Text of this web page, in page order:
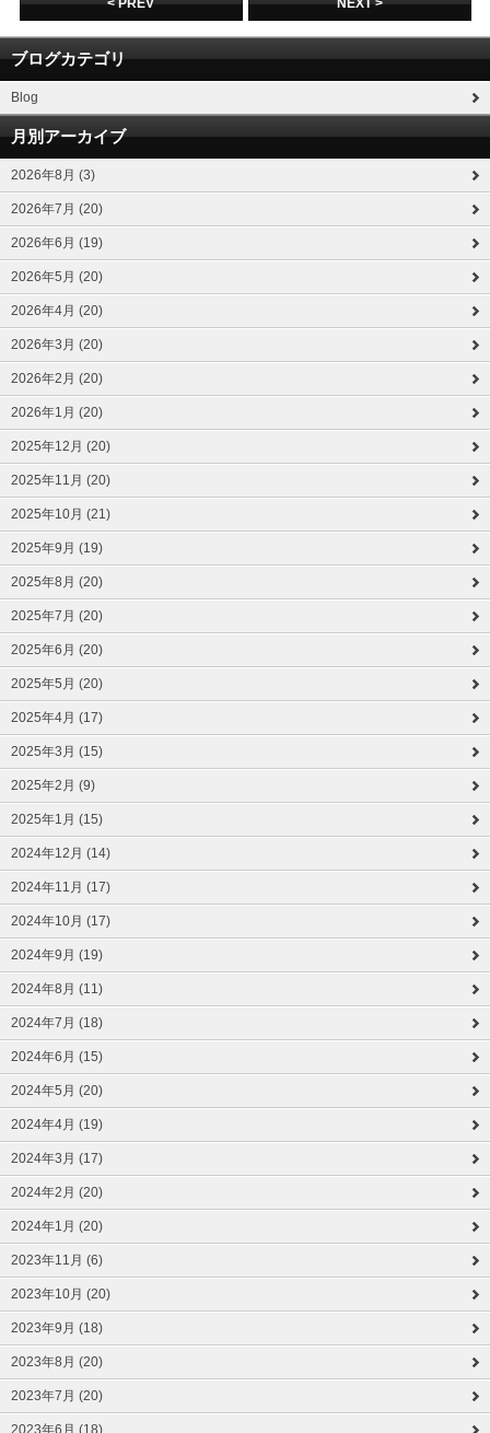
< PREV NEXT >
ブログカテゴリ
Blog
月別アーカイブ
2026年8月 (3)
2026年7月 (20)
2026年6月 (19)
2026年5月 (20)
2026年4月 (20)
2026年3月 (20)
2026年2月 (20)
2026年1月 (20)
2025年12月 (20)
2025年11月 (20)
2025年10月 (21)
2025年9月 (19)
2025年8月 (20)
2025年7月 (20)
2025年6月 (20)
2025年5月 (20)
2025年4月 (17)
2025年3月 (15)
2025年2月 (9)
2025年1月 (15)
2024年12月 (14)
2024年11月 (17)
2024年10月 (17)
2024年9月 (19)
2024年8月 (11)
2024年7月 (18)
2024年6月 (15)
2024年5月 (20)
2024年4月 (19)
2024年3月 (17)
2024年2月 (20)
2024年1月 (20)
2023年11月 (6)
2023年10月 (20)
2023年9月 (18)
2023年8月 (20)
2023年7月 (20)
2023年6月 (18)